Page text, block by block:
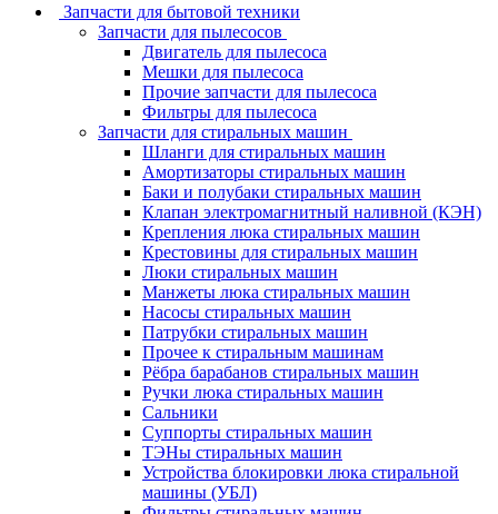
Запчасти для бытовой техники
Запчасти для пылесосов
Двигатель для пылесоса
Мешки для пылесоса
Прочие запчасти для пылесоса
Фильтры для пылесоса
Запчасти для стиральных машин
Шланги для стиральных машин
Амортизаторы стиральных машин
Баки и полубаки стиральных машин
Клапан электромагнитный наливной (КЭН)
Крепления люка стиральных машин
Крестовины для стиральных машин
Люки стиральных машин
Манжеты люка стиральных машин
Насосы стиральных машин
Патрубки стиральных машин
Прочее к стиральным машинам
Рёбра барабанов стиральных машин
Ручки люка стиральных машин
Сальники
Суппорты стиральных машин
ТЭНы стиральных машин
Устройства блокировки люка стиральной
машины (УБЛ)